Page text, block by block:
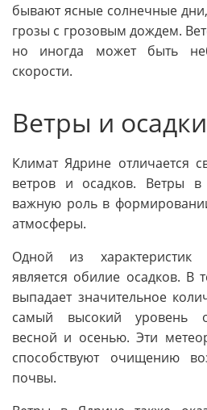
бывают ясные солнечные
грозы с грозовым дождем.
но иногда может быть
скорости.
Ветры и
Климат Ядрине отличается
ветров и осадков. Ветры
важную роль в
атмосферы.
Одной из характеристик
является обилие осадков. В
выпадает значительное
самый высокий уровень
весной и осенью. Эти
способствуют очищению
почвы.